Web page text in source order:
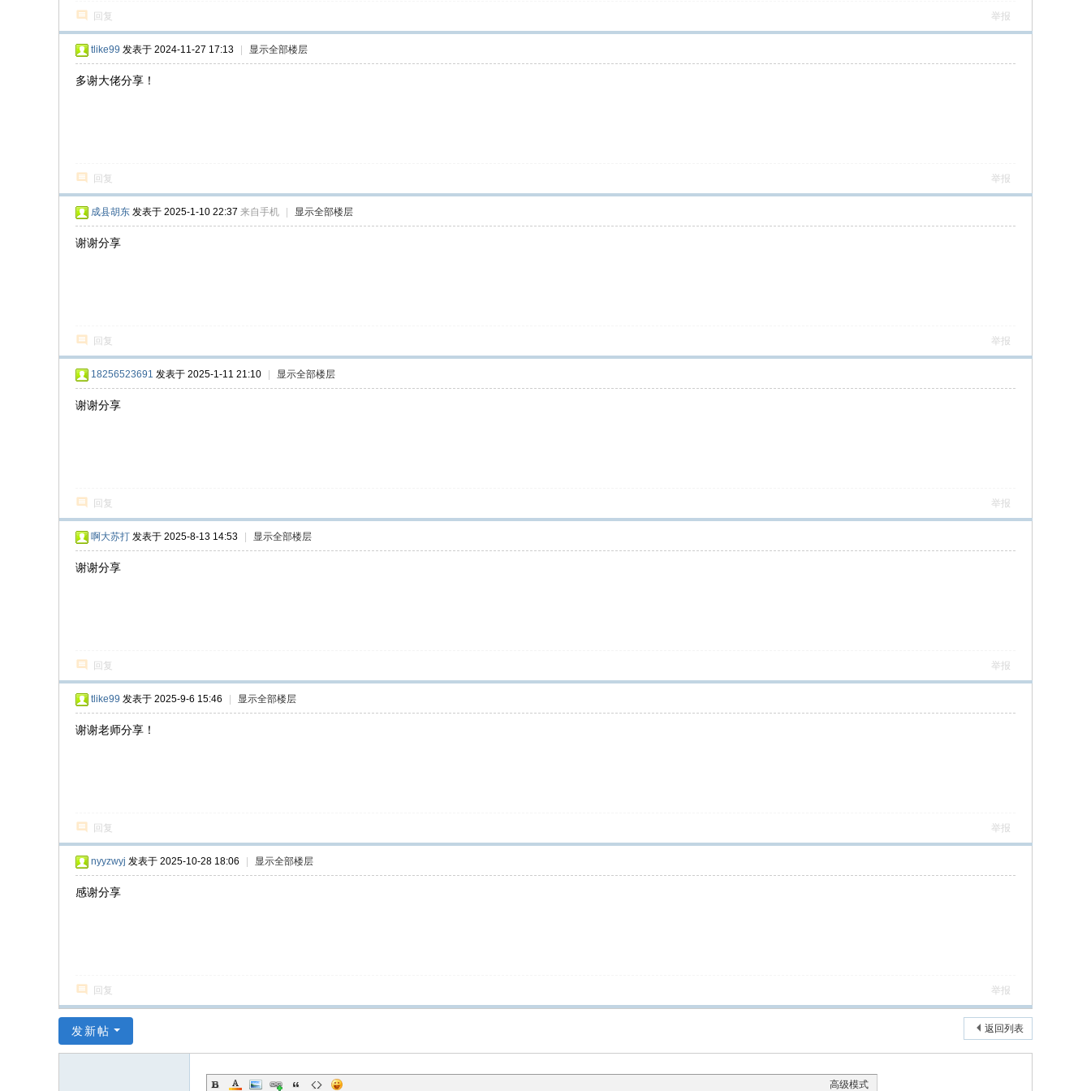
回复 举报
tlike99 发表于 2024-11-27 17:13 显示全部楼层
多谢大佬分享！
回复 举报
成县胡东 发表于 2025-1-10 22:37 来自手机 显示全部楼层
谢谢分享
回复 举报
18256523691 发表于 2025-1-11 21:10 显示全部楼层
谢谢分享
回复 举报
啊大苏打 发表于 2025-8-13 14:53 显示全部楼层
谢谢分享
回复 举报
tlike99 发表于 2025-9-6 15:46 显示全部楼层
谢谢老师分享！
回复 举报
nyyzwyj 发表于 2025-10-28 18:06 显示全部楼层
感谢分享
回复 举报
返回列表
发新帖
高级模式